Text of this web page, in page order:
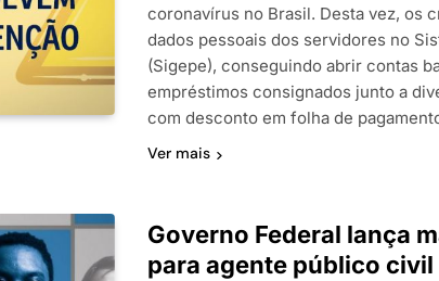
coronavírus no Brasil. Desta vez, os
dados pessoais dos servidores no
(Sigepe), conseguindo abrir contas
empréstimos consignados junto a
com desconto em folha de
Ver mais
Governo Federal lança
para agente público civil